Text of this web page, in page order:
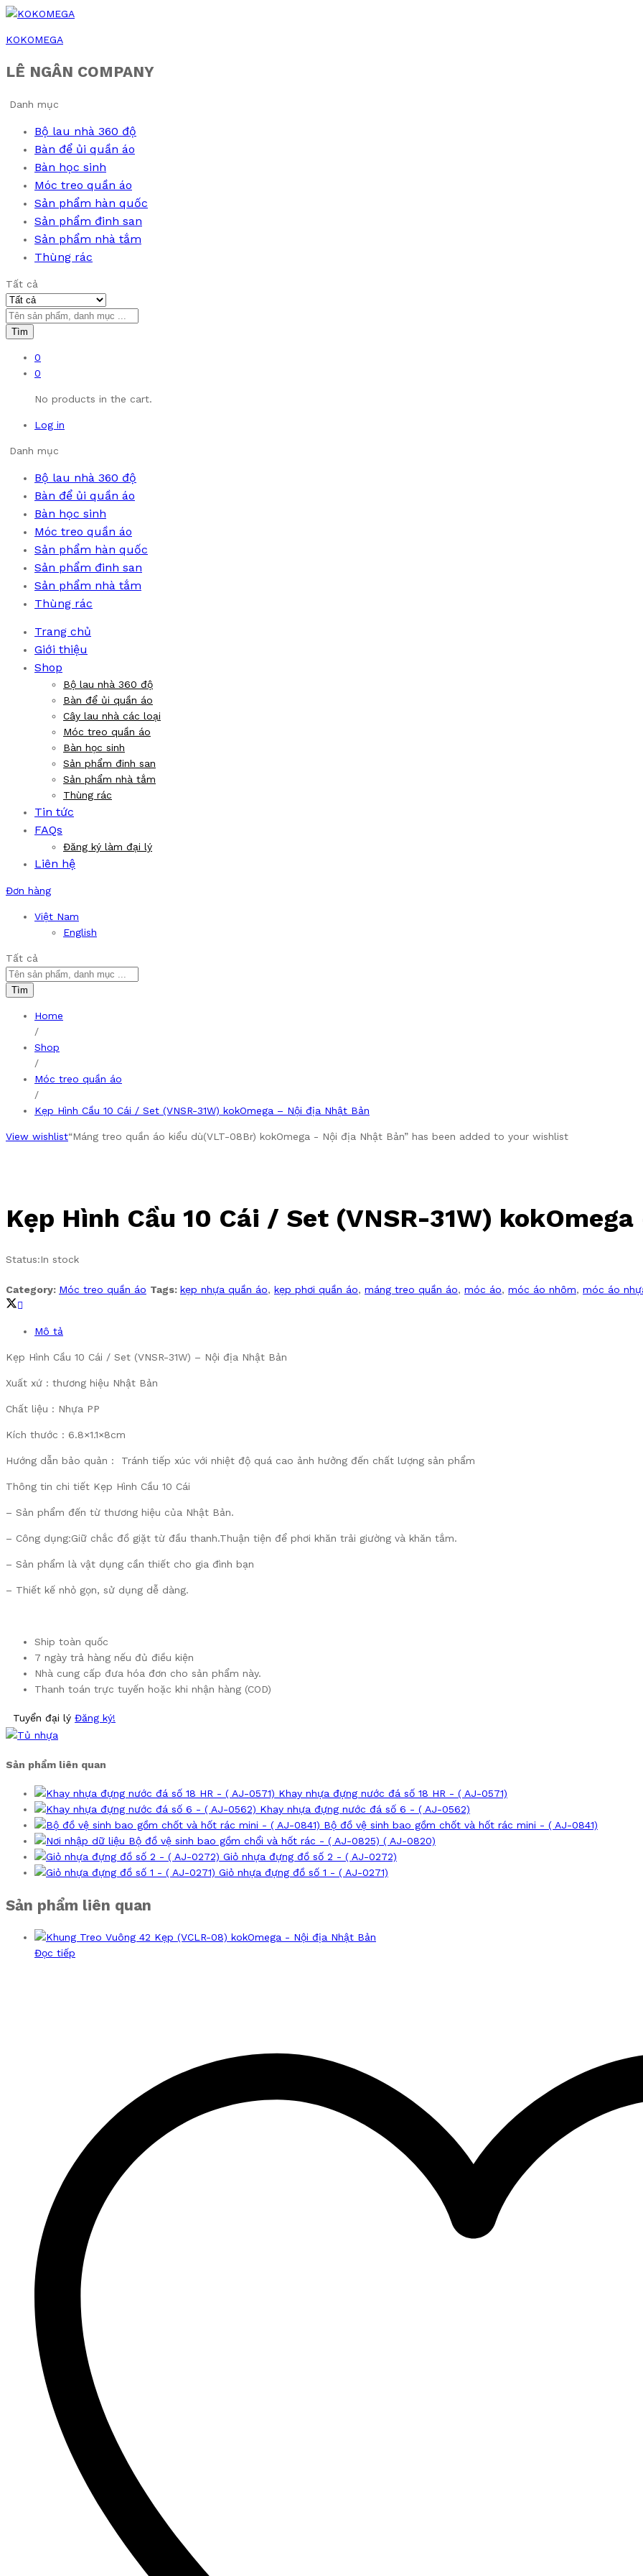
KOKOMEGA
LÊ NGÂN COMPANY
Danh mục
Bộ lau nhà 360 độ
Bàn để ủi quần áo
Bàn học sinh
Móc treo quần áo
Sản phẩm hàn quốc
Sản phẩm đinh san
Sản phẩm nhà tắm
Thùng rác
Tất cả
Tìm
0
0
No products in the cart.
Log in
Danh mục
Bộ lau nhà 360 độ
Bàn để ủi quần áo
Bàn học sinh
Móc treo quần áo
Sản phẩm hàn quốc
Sản phẩm đinh san
Sản phẩm nhà tắm
Thùng rác
Trang chủ
Giới thiệu
Shop
Bộ lau nhà 360 độ
Bàn để ủi quần áo
Cây lau nhà các loại
Móc treo quần áo
Bàn học sinh
Sản phẩm đinh san
Sản phẩm nhà tắm
Thùng rác
Tin tức
FAQs
Đăng ký làm đại lý
Liên hệ
Đơn hàng
Việt Nam
English
Tất cả
Tìm
Home
/
Shop
/
Móc treo quần áo
/
Kẹp Hình Cầu 10 Cái / Set (VNSR-31W) kokOmega – Nội địa Nhật Bản
View wishlist“Máng treo quần áo kiểu dù(VLT-08Br) kokOmega - Nội địa Nhật Bản” has been added to your wishlist
Kẹp Hình Cầu 10 Cái / Set (VNSR-31W)
Status:In stock
Category: Móc treo quần áo Tags: kẹp nhựa quần áo, kẹp phơi quần áo, máng treo quần áo, móc áo, móc áo nhôm, móc áo
Mô tả
Kẹp Hình Cầu 10 Cái / Set (VNSR-31W) – Nội địa Nhật Bản
Xuất xứ : thương hiệu Nhật Bản
Chất liệu : Nhựa PP
Kích thước : 6.8×1.1×8cm
Hướng dẫn bảo quản : Tránh tiếp xúc với nhiệt độ quá cao ảnh hưởng đến chất lượng sản phẩm
Thông tin chi tiết Kẹp Hình Cầu 10 Cái
– Sản phẩm đến từ thương hiệu của Nhật Bản.
– Công dụng:Giữ chắc đồ giặt từ đầu thanh.Thuận tiện để phơi khăn trải giường và khăn tắm.
– Sản phẩm là vật dụng cần thiết cho gia đình bạn
– Thiết kế nhỏ gọn, sử dụng dễ dàng.
Ship toàn quốc
7 ngày trả hàng nếu đủ điều kiện
Nhà cung cấp đưa hóa đơn cho sản phẩm này.
Thanh toán trực tuyến hoặc khi nhận hàng (COD)
Tuyển đại lý Đăng ký!
Sản phẩm liên quan
Khay nhựa đựng nước đá số 18 HR - ( AJ-0571)
Khay nhựa đựng nước đá số 6 - ( AJ-0562)
Bộ đồ vệ sinh bao gồm chốt và hốt rác mini - ( AJ-0841)
Bộ đồ vệ sinh bao gồm chổi và hốt rác - ( AJ-0825) ( AJ-0820)
Giỏ nhựa đựng đồ số 2 - ( AJ-0272)
Giỏ nhựa đựng đồ số 1 - ( AJ-0271)
Sản phẩm liên quan
Đọc tiếp